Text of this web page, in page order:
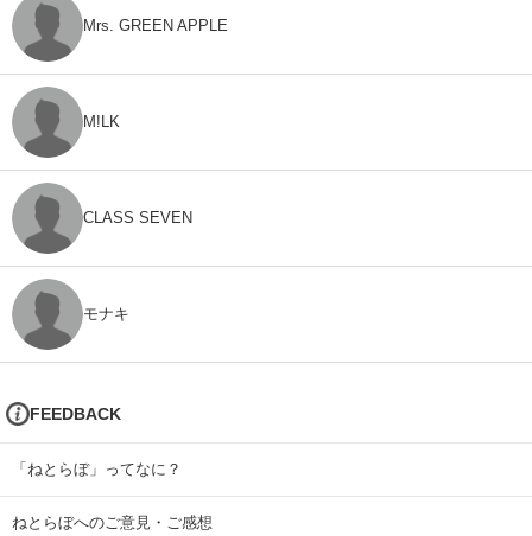
Mrs. GREEN APPLE
M!LK
CLASS SEVEN
モナキ
FEEDBACK
「ねとらぼ」ってなに？
ねとらぼへのご意見・ご感想